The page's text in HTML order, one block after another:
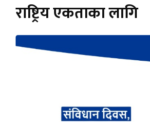
राष्ट्रिय एकताका लागि